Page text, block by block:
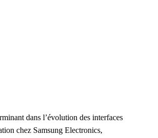
dans l’évolution des interfaces
chez Samsung Electronics,